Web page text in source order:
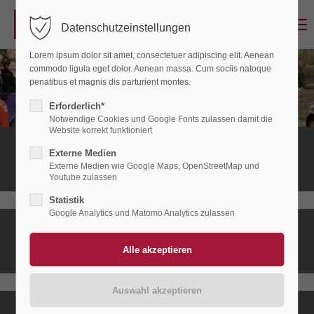
Login
Benutzername
Passwort
Anmelden
Register|Lost your password?
Support
Lorem ipsum dolor sit amet:
Stationäres
Hospiz
Ambulanter
Datenschutzeinstellungen
Lorem ipsum dolor sit amet, consectetuer adipiscing elit. Aenean
commodo ligula eget dolor. Aenean massa. Cum sociis natoque
penatibus et magnis dis parturient montes.
Erforderlich*
Notwendige Cookies und Google Fonts zulassen damit die
Website korrekt funktioniert
Externe Medien
Externe Medien wie Google Maps, OpenStreetMap und
Youtube zulassen
Statistik
Google Analytics und Matomo Analytics zulassen